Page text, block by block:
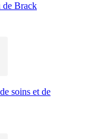
de Brack
soins et de